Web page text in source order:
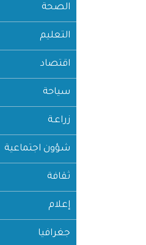
الصحة
التعليم
اقتصاد
سياحة
زراعـة
شؤون اجتماعية
ثقافة
إعلام
جغرافيا